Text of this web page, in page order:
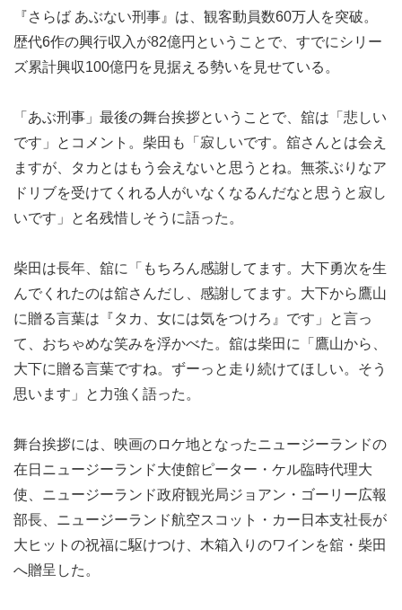
『さらば あぶない刑事』は、観客動員数60万人を突破。
歴代6作の興行収入が82億円ということで、すでにシリー
ズ累計興収100億円を見据える勢いを見せている。
「あぶ刑事」最後の舞台挨拶ということで、舘は「悲しい
です」とコメント。柴田も「寂しいです。舘さんとは会え
ますが、タカとはもう会えないと思うとね。無茶ぶりなア
ドリブを受けてくれる人がいなくなるんだなと思うと寂し
いです」と名残惜しそうに語った。
柴田は長年、舘に「もちろん感謝してます。大下勇次を生
んでくれたのは舘さんだし、感謝してます。大下から鷹山
に贈る言葉は『タカ、女には気をつけろ』です」と言っ
て、おちゃめな笑みを浮かべた。舘は柴田に「鷹山から、
大下に贈る言葉ですね。ずーっと走り続けてほしい。そう
思います」と力強く語った。
舞台挨拶には、映画のロケ地となったニュージーランドの
在日ニュージーランド大使館ピーター・ケル臨時代理大
使、ニュージーランド政府観光局ジョアン・ゴーリー広報
部長、ニュージーランド航空スコット・カー日本支社長が
大ヒットの祝福に駆けつけ、木箱入りのワインを舘・柴田
へ贈呈した。